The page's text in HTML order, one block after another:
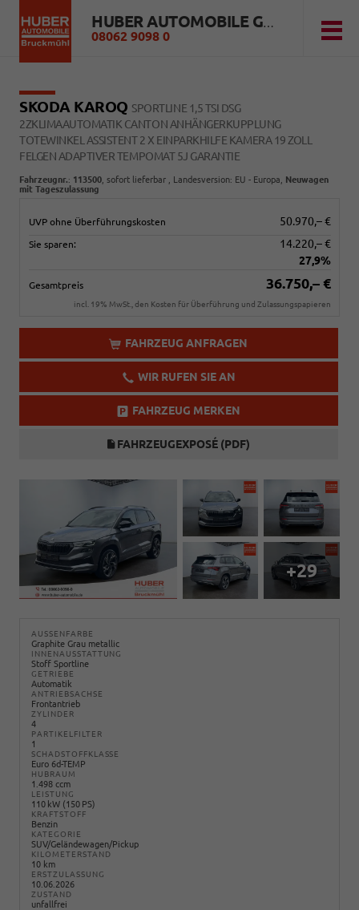
HUBER AUTOMOBILE GMBH
08062 9098 0
SKODA KAROQ SPORTLINE 1,5 TSI DSG
2ZKLIMAAUTOMATIK CANTON ANHÄNGERKUPPLUNG
TOTEWINKEL ASSISTENT 2 X EINPARKHILFE KAMERA 19 ZOLL
FELGEN ADAPTIVER TEMPOMAT 5J GARANTIE
Fahrzeugnr.: 113500 sofort lieferbar , Landesversion: EU - Europa, Neuwagen
mit Tageszulassung
UVP ohne Überführungskosten 50.970,– €
Sie sparen:
14.220,– €
27,9%
Gesamtpreis 36.750,– €
incl. 19% MwSt., den Kosten für Überführung und Zulassungspapieren
FAHRZEUG ANFRAGEN
WIR RUFEN SIE AN
FAHRZEUG MERKEN
FAHRZEUGEXPOSÉ (PDF)
+29
AUSSENFARBE
Graphite Grau metallic
INNENAUSSTATTUNG
Stoff Sportline
GETRIEBE
Automatik
ANTRIEBSACHSE
Frontantrieb
ZYLINDER
4
PARTIKELFILTER
1
SCHADSTOFFKLASSE
Euro 6d-TEMP
HUBRAUM
1.498 ccm
LEISTUNG
110 kW (150 PS)
KRAFTSTOFF
Benzin
KATEGORIE
SUV/Geländewagen/Pickup
KILOMETERSTAND
10 km
ERSTZULASSUNG
10.06.2026
ZUSTAND
unfallfrei